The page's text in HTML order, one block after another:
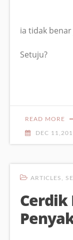
ia tidak
Setuju?
READ MORE
DEC
ARTICLES
Cerdik